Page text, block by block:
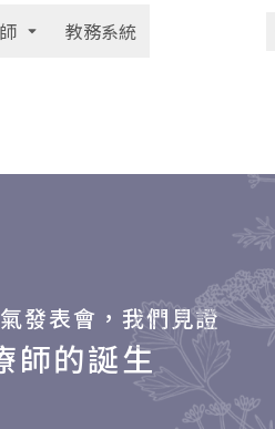
教務系統
發表會，我們見證
師的誕生